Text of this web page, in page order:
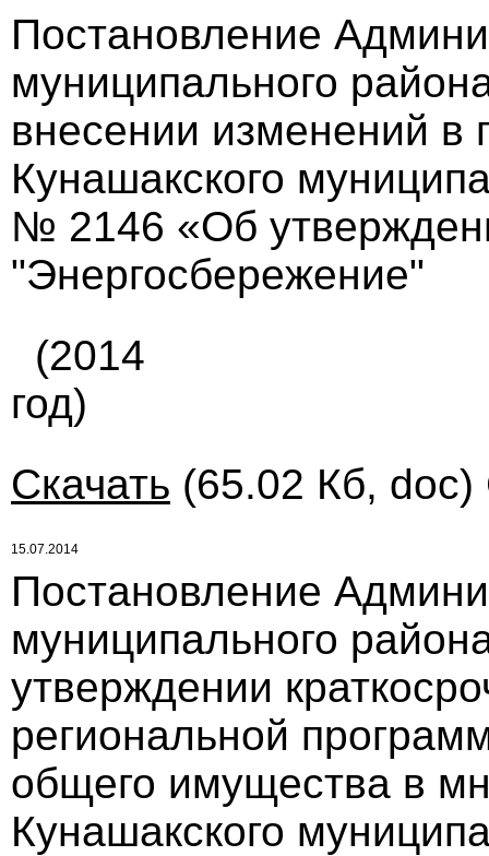
Постановление
муниципального
внесении изменений в
Кунашакского
№ 2146 «Об
"Энергосбережение"
(2014
год)
Скачать (65.02 Кб, doc)
15.07.2014
Постановление
муниципального
утверждении
региональной
общего имущества в
Кунашакского